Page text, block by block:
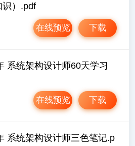
识）.pdf
下载
在线预览
系统架构设计师60天学习
下载
在线预览
系统架构设计师三色笔记.p